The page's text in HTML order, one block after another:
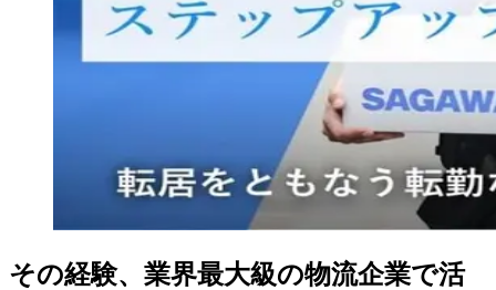
その経験、業界最大級の物流企業で活